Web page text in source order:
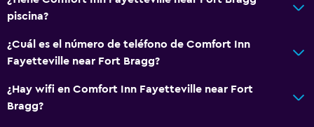
General
Posibilidad de habitaciones conectadas
Sofá
Teléfono
Espacio de almacenamiento
piscina?
¿Cuál es el número de teléfono de Comfort Inn
Fayetteville near Fort Bragg?
¿Hay wifi en Comfort Inn Fayetteville near Fort
Bragg?